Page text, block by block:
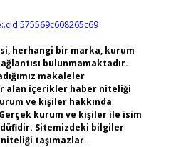
herhangi bir marka, kurum
bulunmamaktadır.
makaleler
alan içerikler haber niteliği
ve kişiler hakkında
kurum ve kişiler ile isim
Sitemizdeki bilgiler
taşımazlar.